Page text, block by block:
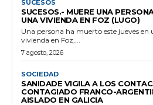
SUCESOS
SUCESOS.- MUERE UNA
UNA VIVIENDA EN FOZ (LUGO)
Una persona ha muerto este jueves en
vivienda en Foz,...
7 agosto, 2026
SOCIEDAD
SANIDADE VIGILA A LOS
CONTAGIADO FRANCO-
AISLADO EN GALICIA